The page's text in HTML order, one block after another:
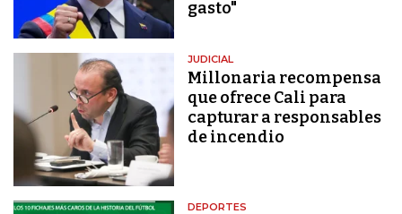
gasto"
JUDICIAL
Millonaria recompensa
que ofrece Cali para
capturar a responsables
de incendio
DEPORTES